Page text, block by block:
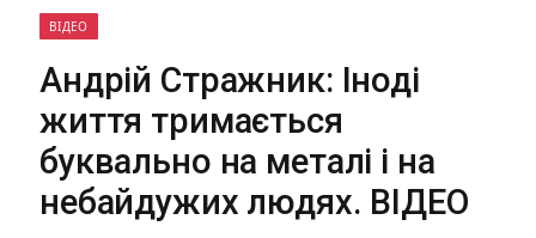
ВІДЕО
Андрій Стражник: Іноді
життя тримається
буквально на металі і на
небайдужих людях. ВІДЕО